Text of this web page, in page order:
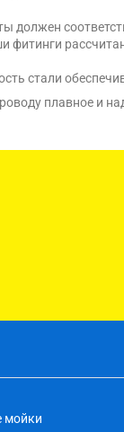
должен
фитинги
стали
плавное и
мойки